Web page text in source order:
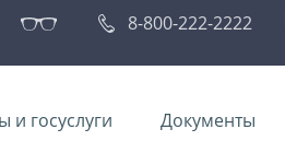
8-800-222-2222
и госуслуги Документы